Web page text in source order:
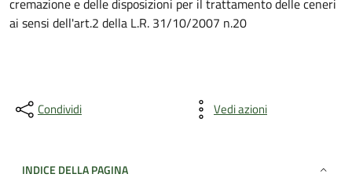
cremazione e delle disposizioni per il trattamento delle ceneri
ai sensi dell'art.2 della L.R. 31/10/2007 n.20
Condividi Vedi azioni
INDICE DELLA PAGINA